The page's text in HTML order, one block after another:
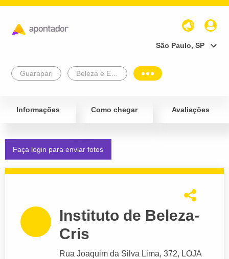
São Paulo, SP
Guarapari
Informações Como chegar Avaliações
Faça login para enviar fotos
Instituto de Beleza-
Cris
Rua Joaquim da Silva Lima, 372, LOJA